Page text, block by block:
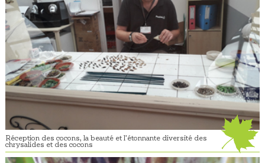
Réception des cocons, la beauté et l’étonnante diversité des
chrysalides et des cocons